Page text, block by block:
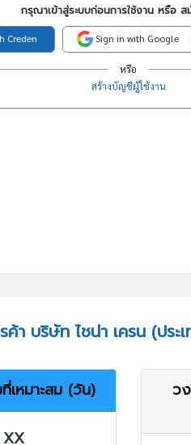
กรุณาเข้าสู่ระบบก่อนการใช้งาน หรือ
Creden Sign in with Google
หรือ
สร้างบัญชีผู้ใช้งาน
ค้า บริษัท ไชน่า เครน (ประ
เหมาะสม (วัน)
XX
ว